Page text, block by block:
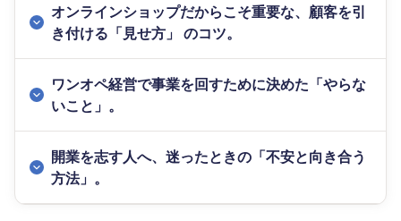
オンラインショップだからこそ重要な、顧客を引
き付ける「見せ方」 のコツ。
ワンオペ経営で事業を回すために決めた「やらな
いこと」。
開業を志す人へ、迷ったときの「不安と向き合う
方法」。